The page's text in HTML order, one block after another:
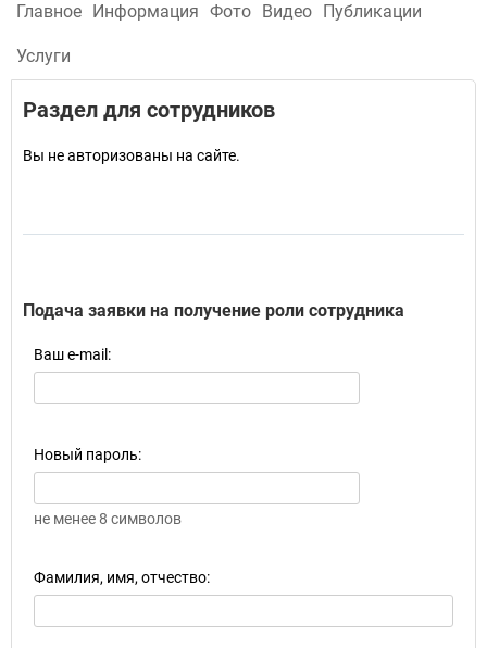
Главное Информация Фото Видео Публикации
Услуги
Раздел для сотрудников
Вы не авторизованы на сайте.
Подача заявки на получение роли сотрудника
Ваш e-mail:
Новый пароль:
не менее 8 символов
Фамилия, имя, отчество: